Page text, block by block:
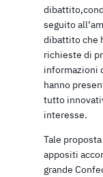
seguito
dibattito che
richieste di
informazioni
hanno
tutto
interesse.
Tale
appositi
grande